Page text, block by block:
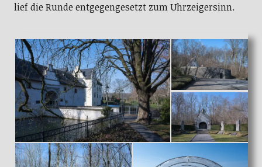
lief die Runde entgegengesetzt zum Uhrzeigersinn.